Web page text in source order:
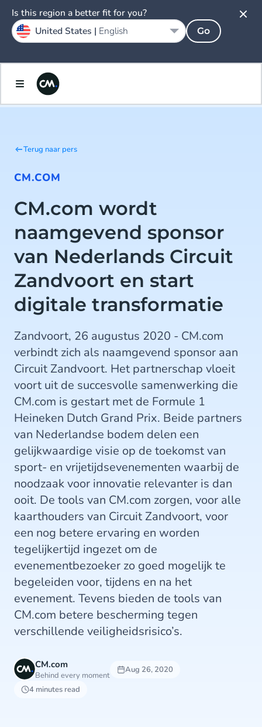
Terug naar pers
CM.COM
CM.com wordt
naamgevend sponsor
van Nederlands Circuit
Zandvoort en start
digitale transformatie
Zandvoort, 26 augustus 2020 - CM.com
verbindt zich als naamgevend sponsor aan
Circuit Zandvoort. Het partnerschap vloeit
voort uit de succesvolle samenwerking die
CM.com is gestart met de Formule 1
Heineken Dutch Grand Prix. Beide partners
van Nederlandse bodem delen een
gelijkwaardige visie op de toekomst van
sport- en vrijetijdsevenementen waarbij de
noodzaak voor innovatie relevanter is dan
ooit. De tools van CM.com zorgen, voor alle
kaarthouders van Circuit Zandvoort, voor
een nog betere ervaring en worden
tegelijkertijd ingezet om de
evenementbezoeker zo goed mogelijk te
begeleiden voor, tijdens en na het
evenement. Tevens bieden de tools van
CM.com betere bescherming tegen
verschillende veiligheidsrisico’s.
CM.com
Behind every moment
Aug 26, 2020
4 minutes read
Is this region a better fit for you?
United States | English Go